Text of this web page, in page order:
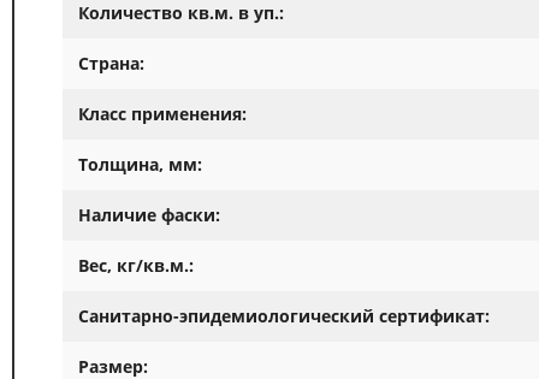
Количество кв.м. в уп.:
Страна:
Класс применения:
Толщина, мм:
Наличие фаски:
Вес, кг/кв.м.:
Санитарно-эпидемиологический сертификат:
Размер: